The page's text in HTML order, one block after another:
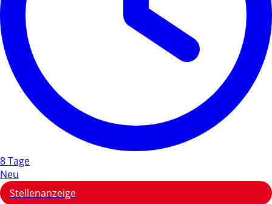
8 Tage
Neu
Stellenanzeige